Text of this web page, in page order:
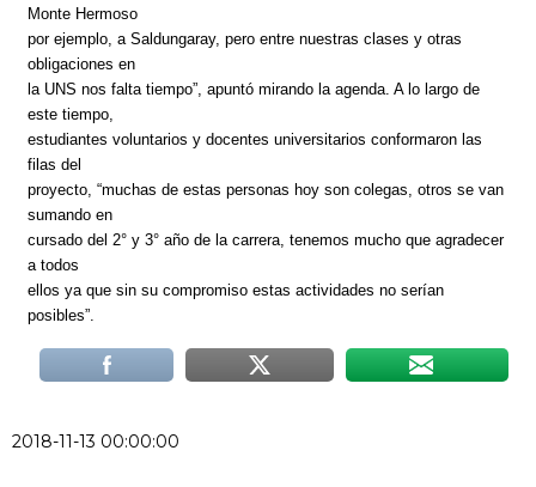
Monte Hermoso
por ejemplo, a Saldungaray, pero entre nuestras clases y otras
obligaciones en
la UNS nos falta tiempo”, apuntó mirando la agenda. A lo largo de
este tiempo,
estudiantes voluntarios y docentes universitarios conformaron las
filas del
proyecto, “muchas de estas personas hoy son colegas, otros se van
sumando en
cursado del 2° y 3° año de la carrera, tenemos mucho que agradecer
a todos
ellos ya que sin su compromiso estas actividades no serían
posibles”.
2018-11-13 00:00:00